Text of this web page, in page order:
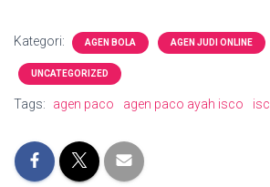
Kategori: AGEN BOLA AGEN JUDI ONLINE
UNCATEGORIZED
Tags: agen paco agen paco ayah isco